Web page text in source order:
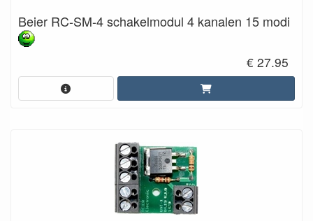
Beier RC-SM-4 schakelmodul 4 kanalen 15 modi
€ 27.95